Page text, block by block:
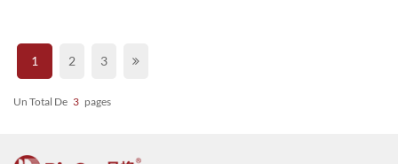
1 2 3
Un Total De 3 Pages